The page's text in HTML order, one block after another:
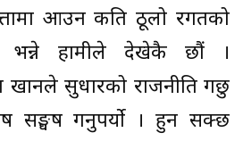
आउन कति ठूलो रगतको
भन्ने हामीले देखेकै छौं ।
खानले सुधारको राजनीति गर्छु
सङ्घर्ष गर्नुपर्यो । हुन सक्छ